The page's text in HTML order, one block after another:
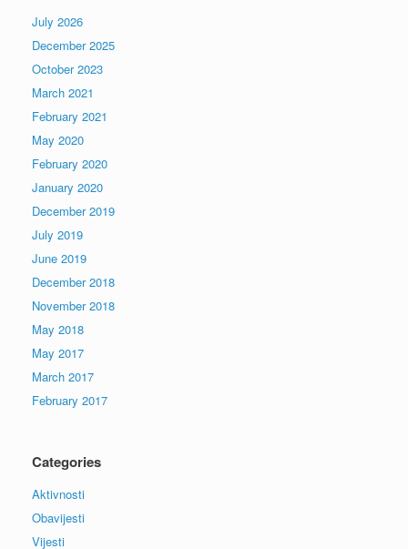
July 2026
December 2025
October 2023
March 2021
February 2021
May 2020
February 2020
January 2020
December 2019
July 2019
June 2019
December 2018
November 2018
May 2018
May 2017
March 2017
February 2017
Categories
Aktivnosti
Obavijesti
Vijesti